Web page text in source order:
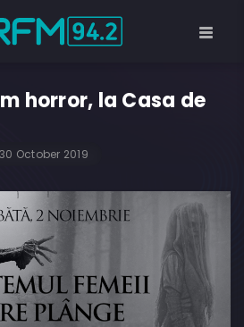
horror, la Casa de
30 October 2019